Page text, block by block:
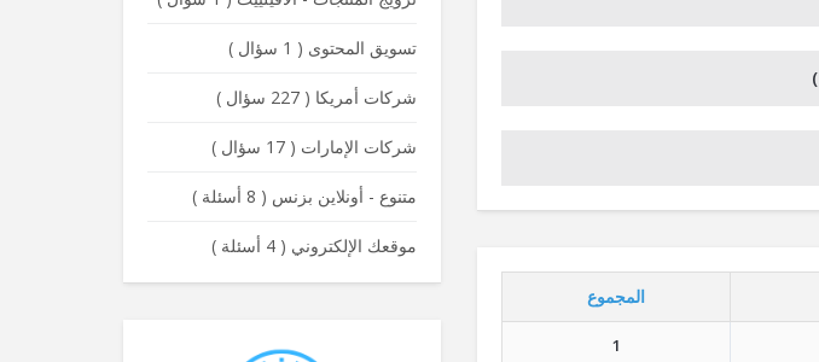
)
المجموع
1
تسويق المحتوى ( 1 سؤال )
شركات أمريكا (227 سؤال )
شركات الإمارات (17 سؤال )
متنوع - أونلاين بزنس ( 8 أسئلة )
موقعك الإلكتروني (4 أسئلة )